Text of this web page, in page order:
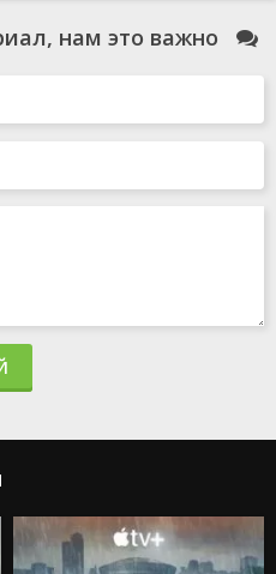
2013
17
2025
нам это важно